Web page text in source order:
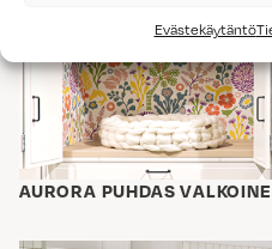
Evästekäytäntö
AURORA PUHDAS